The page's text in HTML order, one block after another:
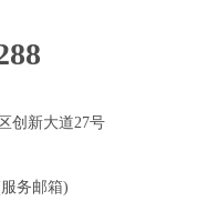
创新大道27号
服务邮箱)